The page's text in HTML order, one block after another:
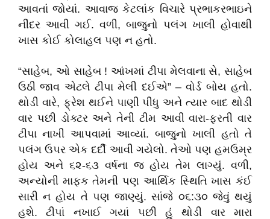
આવતાં જોયાં. આવાજ કેટલાંક વિચારે પ્રભાકરભાઇને
નીંદર આવી ગઈ. વળી, બાજુનો પલંગ ખાલી હોવાથી
ખાસ કોઈ કોલાહલ પણ ન હતો.
“સાહેબ, ઓ સાહેબ ! આંખમાં ટીપા મેલવાના સે, સાહેબ
ઉઠી જાવ એટલે ટીપા મેલી દઈએ” – વોર્ડ બોય હતો.
થોડી વારે, ફ્રેશ થઈને પાણી પીધુ અને ત્યાર બાદ થોડી
વાર પછી ડોક્ટર અને તેની ટીમ આવી વારા-ફરતી વાર
ટીપા નાખી આપવામાં આવ્યાં. બાજુનો ખાલી હતો તે
પલંગ ઉપર એક દર્દી આવી ગયેલો. તેઓ પણ હમઉમ્ર
હોય અને ૬૨-૬૩ વર્ષના જ હોય તેમ લાગ્યું. વળી,
અન્યોની માફક તેમની પણ આર્થિક સ્થિતિ ખાસ કંઈ
સારી ન હોય તે પણ જાણ્યું. સાંજે ૦૬:૩૦ જેવું થયું
હશે. ટીપાં નખાઈ ગયાં પછી હું થોડી વાર મારા